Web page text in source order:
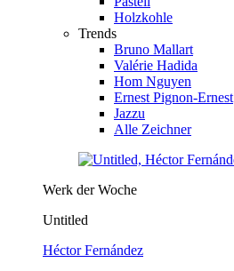
Holzkohle
Trends
Bruno Mallart
Valérie Hadida
Hom Nguyen
Ernest Pignon-Ernest
Jazzu
Alle Zeichner
Werk der Woche
Untitled
Héctor Fernández